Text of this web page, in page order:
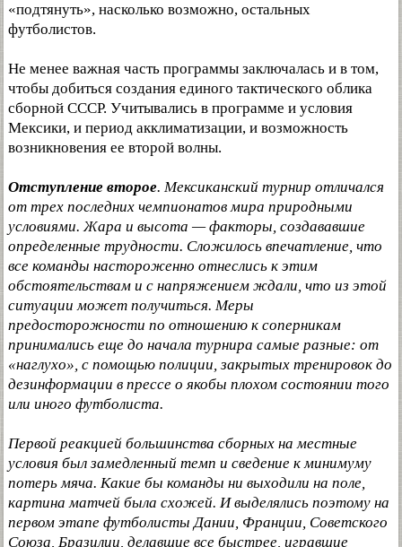
«подтянуть», насколько возможно, остальных
футболистов.
Не менее важная часть программы заключалась и в том,
чтобы добиться создания единого тактического облика
сборной СССР. Учитывались в программе и условия
Мексики, и период акклиматизации, и возможность
возникновения ее второй волны.
Отступление второе. Мексиканский турнир отличался
от трех последних чемпионатов мира природными
условиями. Жара и высота — факторы, создававшие
определенные трудности. Сложилось впечатление, что
все команды настороженно отнеслись к этим
обстоятельствам и с напряжением ждали, что из этой
ситуации может получиться. Меры
предосторожности по отношению к соперникам
принимались еще до начала турнира самые разные: от
«наглухо», с помощью полиции, закрытых тренировок до
дезинформации в прессе о якобы плохом состоянии того
или иного футболиста.
Первой реакцией большинства сборных на местные
условия был замедленный темп и сведение к минимуму
потерь мяча. Какие бы команды ни выходили на поле,
картина матчей была схожей. И выделялись поэтому на
первом этапе футболисты Дании, Франции, Советского
Союза, Бразилии, делавшие все быстрее, игравшие